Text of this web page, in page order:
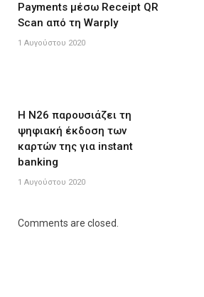
Payments μέσω Receipt QR
Scan από τη Warply
1 Αυγούστου 2020
Η N26 παρουσιάζει τη
ψηφιακή έκδοση των
καρτών της για instant
banking
1 Αυγούστου 2020
Comments are closed.